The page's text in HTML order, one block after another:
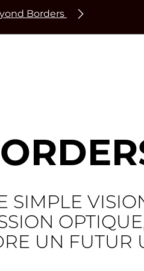
Borders
SIMPLE
UN FUTUR